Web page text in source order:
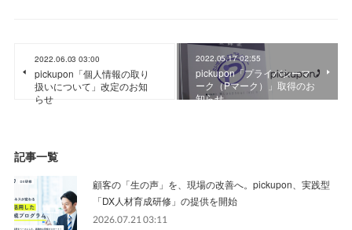
2022.06.03 03:00
pickupon「個人情報の取り
扱いについて」改定のお知
らせ
2022.05.17 02:55
pickupon「プライバシーマ
ーク（Pマーク）」取得のお
知らせ
記事一覧
顧客の「生の声」を、現場の改善へ。pickupon、実践型
「DX人材育成研修」の提供を開始
2026.07.21 03:11